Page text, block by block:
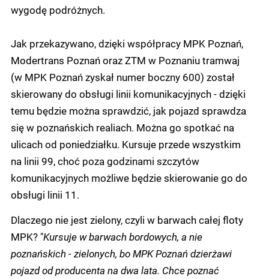
wygodę podróżnych.
Jak przekazywano, dzięki współpracy MPK Poznań,
Modertrans Poznań oraz ZTM w Poznaniu tramwaj
(w MPK Poznań zyskał numer boczny 600) został
skierowany do obsługi linii komunikacyjnych - dzięki
temu będzie można sprawdzić, jak pojazd sprawdza
się w poznańskich realiach. Można go spotkać na
ulicach od poniedziałku. Kursuje przede wszystkim
na linii 99, choć poza godzinami szczytów
komunikacyjnych możliwe będzie skierowanie go do
obsługi linii 11.
Dlaczego nie jest zielony, czyli w barwach całej floty
MPK? "Kursuje w barwach bordowych, a nie
poznańskich - zielonych, bo MPK Poznań dzierżawi
pojazd od producenta na dwa lata. Chce poznać